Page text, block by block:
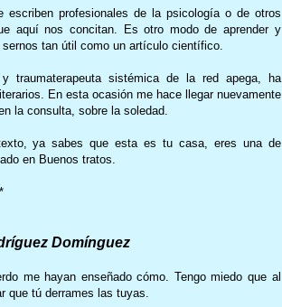
profesionales de la psicología o de otros
aquí nos concitan. Es otro modo de aprender y
tan útil como un artículo científico.
traumaterapeuta sistémica de la red apega, ha
En esta ocasión me hace llegar nuevamente
la consulta, sobre la soledad.
ya sabes que esta es tu casa, eres una de
en Buenos tratos.
Domínguez
me hayan enseñado cómo. Tengo miedo que al
que tú derrames las tuyas.